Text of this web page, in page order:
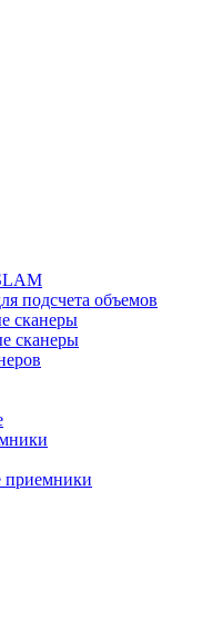
подсчета объемов
сканеры
сканеры
приемники